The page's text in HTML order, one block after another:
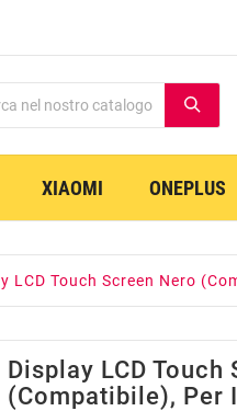
XIAOMI ONEPLUS
LCD Touch Screen Nero
Display LCD Touch
(Compatibile), Per